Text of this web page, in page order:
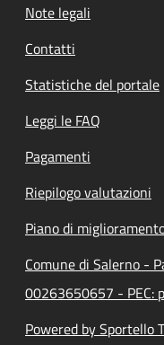
Note legali
Contatti
Statistiche del portale
Leggi le FAQ
Pagamenti
Riepilogo valutazioni
Piano di
Comune di Salerno -
00263650657 - PEC:
Powered by Sportello